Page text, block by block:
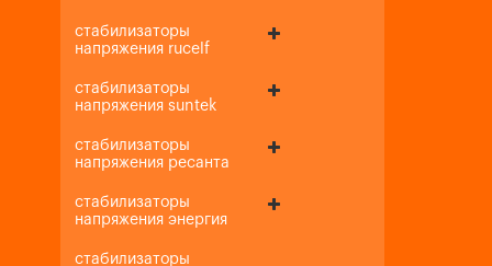
стабилизаторы
напряжения rucelf
стабилизаторы
напряжения suntek
стабилизаторы
напряжения ресанта
стабилизаторы
напряжения энергия
стабилизаторы